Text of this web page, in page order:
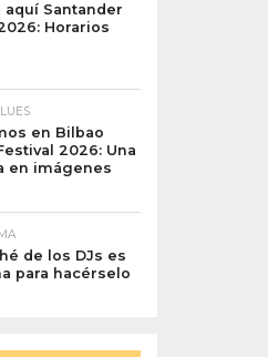
aquí Santander
Horarios
en Bilbao
2026: Una
en imágenes
de los DJs es
para hacérselo